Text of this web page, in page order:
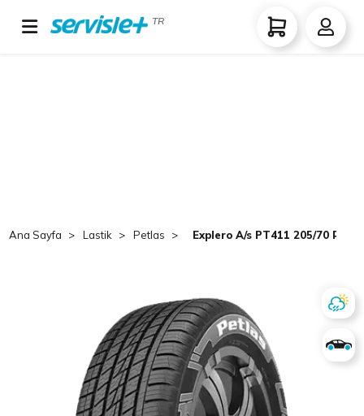
TR
Ana Sayfa Lastik Petlas Explero A/s PT411 205/70 R15